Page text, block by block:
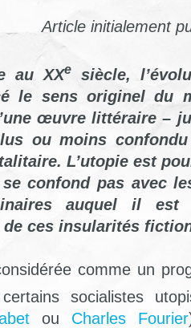
Article initialement
au XXe
siècle,
le sens originel du
œuvre littéraire –
ou moins confondu
L’utopie est
confond pas avec
auquel il est
de ces insularités
comme un
socialistes
ou Charles Fourier